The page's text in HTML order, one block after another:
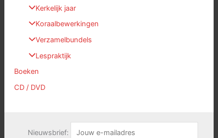
Kerkelijk jaar
Koraalbewerkingen
Verzamelbundels
Lespraktijk
Boeken
CD / DVD
Nieuwsbrief: